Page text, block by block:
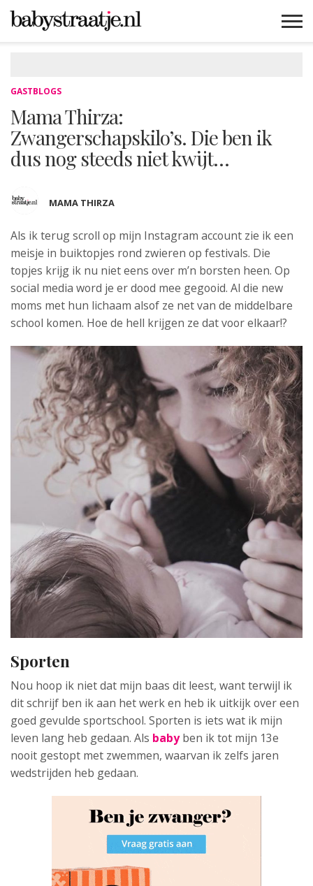
GASTBLOGS
Mama Thirza:
Zwangerschapskilo’s. Die ben ik
dus nog steeds niet kwijt…
MAMA THIRZA
Als ik terug scroll op mijn Instagram account zie ik een
meisje in buiktopjes rond zwieren op festivals. Die
topjes krijg ik nu niet eens over m’n borsten heen. Op
social media word je er dood mee gegooid. Al die new
moms met hun lichaam alsof ze net van de middelbare
school komen. Hoe de hell krijgen ze dat voor elkaar!?
Sporten
Nou hoop ik niet dat mijn baas dit leest, want terwijl ik
dit schrijf ben ik aan het werk en heb ik uitkijk over een
goed gevulde sportschool. Sporten is iets wat ik mijn
leven lang heb gedaan. Als babyben ik tot mijn 13e
nooit gestopt met zwemmen, waarvan ik zelfs jaren
wedstrijden heb gedaan.